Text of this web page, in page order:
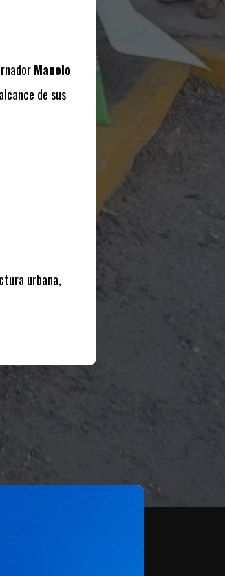
Manolo
de sus
urbana,